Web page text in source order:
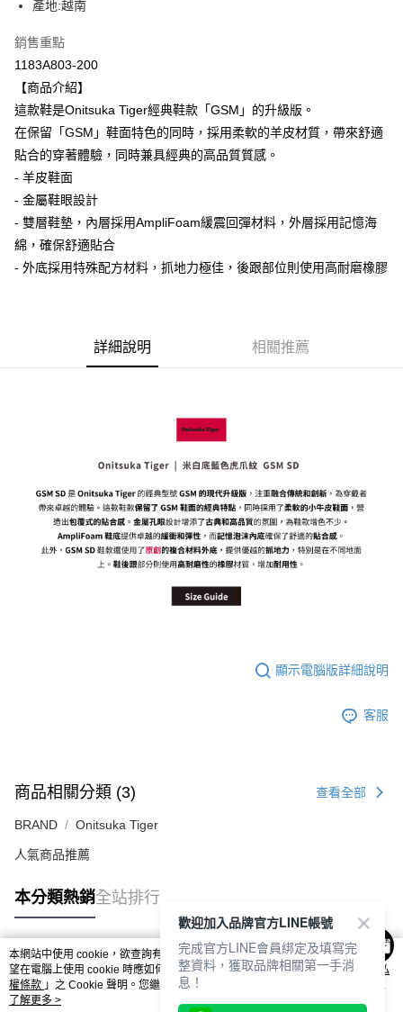
每筆NT$80，滿NT$6,000(含以上)免運費
萊爾富取貨付款
每筆NT$80，滿NT$6,000(含以上)免運費
付款後萊爾富取貨
每筆NT$80，滿NT$6,000(含以上)免運費
7-11取貨付款
每筆NT$80，滿NT$6,000(含以上)免運費
產地:越南
銷售重點
1183A803-200
【商品介紹】
這款鞋是Onitsuka Tiger經典鞋款「GSM」的升級版。
在保留「GSM」鞋面特色的同時，採用柔軟的羊皮材質，帶來舒適
貼合的穿著體驗，同時兼具經典的高品質質感。
- 羊皮鞋面
- 金屬鞋眼設計
- 雙層鞋墊，內層採用AmpliFoam緩震回彈材料，外層採用記憶海
綿，確保舒適貼合
- 外底採用特殊配方材料，抓地力極佳，後跟部位則使用高耐磨橡膠
詳細說明 相關推薦
顯示電腦版詳細說明
客服
商品相關分類 (3) 查看全部
BRAND Onitsuka Tiger
人氣商品推薦
本分類熱銷全站排行
熱門標籤
本網站中使用 cookie，欲查詢有關本網站使用 cookie 方式之詳情，及若您不希
望在電腦上使用 cookie 時應如何變更電腦的 cookie 設定，請參閱本網站「
隱私
權條款 」之 Cookie 聲明。您繼續使用本網站即表示您同意本公司得按本網站使
用條款之 Cookie 聲明使用 cookie。
了解更多 >
歡迎加入品牌官方LINE帳號
完成官方LINE會員綁定及填寫完
整資料，獲取品牌相關第一手消
息！